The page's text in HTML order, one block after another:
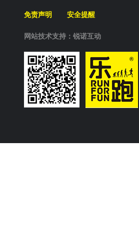
免责声明 安全提醒
网站技术支持：锐诺互动